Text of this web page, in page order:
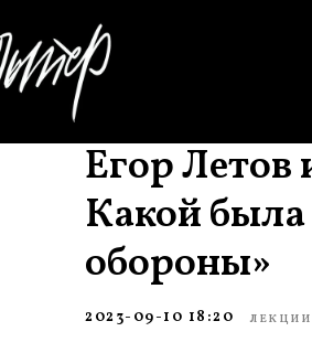
Егор Летов
Какой
обороны»
2023-09-10 18:20 ЛЕКЦИИ